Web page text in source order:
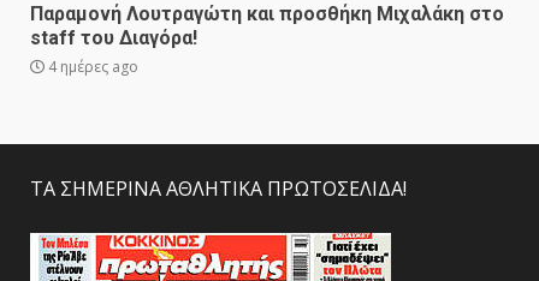
Παραμονή Λουτραγώτη και προσθήκη Μιχαλάκη στο
staff του Διαγόρα!
4 ημέρες ago
ΤΑ ΣΗΜΕΡΙΝΑ ΑΘΛΗΤΙΚΑ ΠΡΩΤΟΣΕΛΙΔΑ!